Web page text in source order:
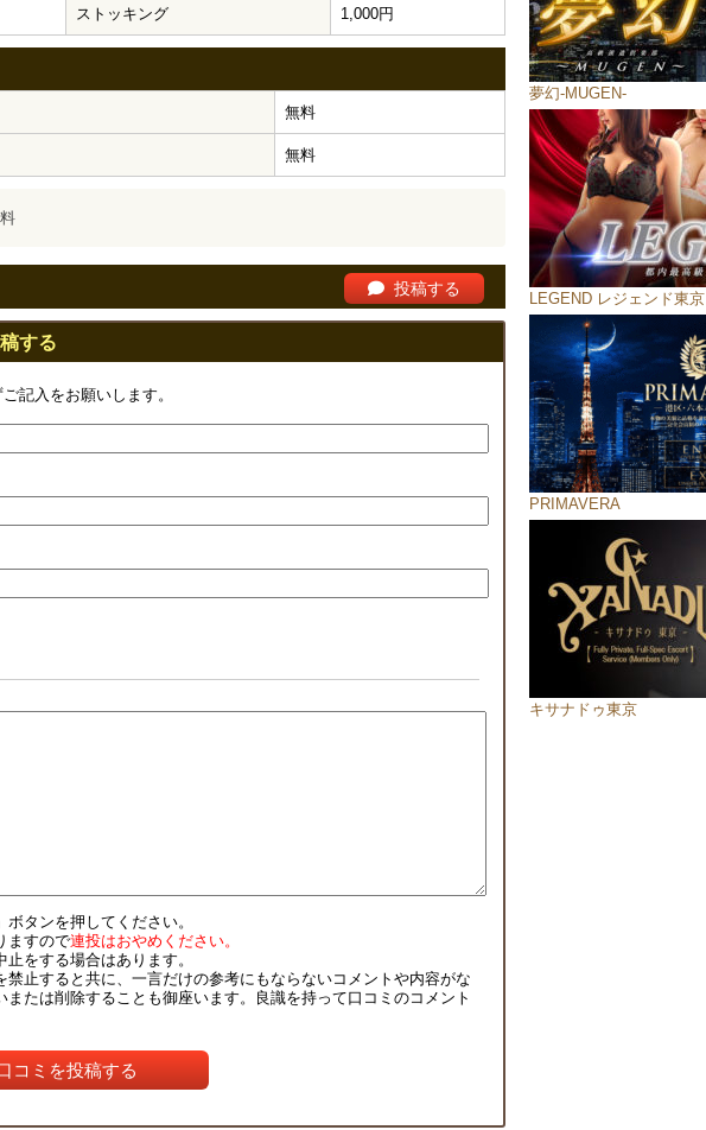
ストッキング 1,000円
無料
無料
投稿する
する
記入をお願いします。
タンを押してください。
ますので連投はおやめください。
をする場合はあります。
止すると共に、一言だけの参考にもならないコメントや内容がな
たは削除することも御座います。良識を持って口コミのコメント
夢幻-MUGEN-
LEGEND レジェンド東京
PRIMAVERA
キサナドゥ東京